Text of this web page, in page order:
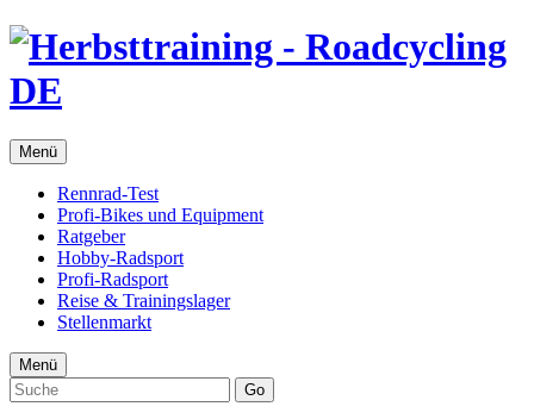
Menü
Rennrad-Test
Profi-Bikes und Equipment
Ratgeber
Hobby-Radsport
Profi-Radsport
Reise & Trainingslager
Stellenmarkt
Menü
Go